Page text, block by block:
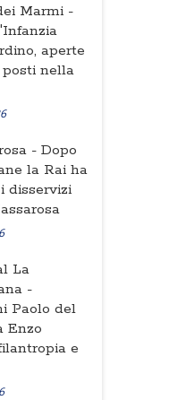
Marmi -
aperte
nella
- Dopo
la Rai ha
disservizi
La
-
Paolo del
Enzo
e